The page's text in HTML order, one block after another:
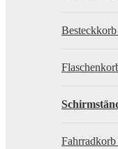
Fahrradkorb